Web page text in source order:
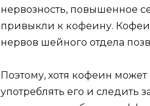
нервозность, повышенное
привыкли к кофеину.
нервов шейного отдела
Поэтому, хотя кофеин
употреблять его и следить